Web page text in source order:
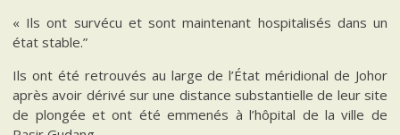
« Ils ont survécu et sont maintenant hospitalisés dans un
état stable.”
Ils ont été retrouvés au large de l’État méridional de Johor
après avoir dérivé sur une distance substantielle de leur site
de plongée et ont été emmenés à l’hôpital de la ville de